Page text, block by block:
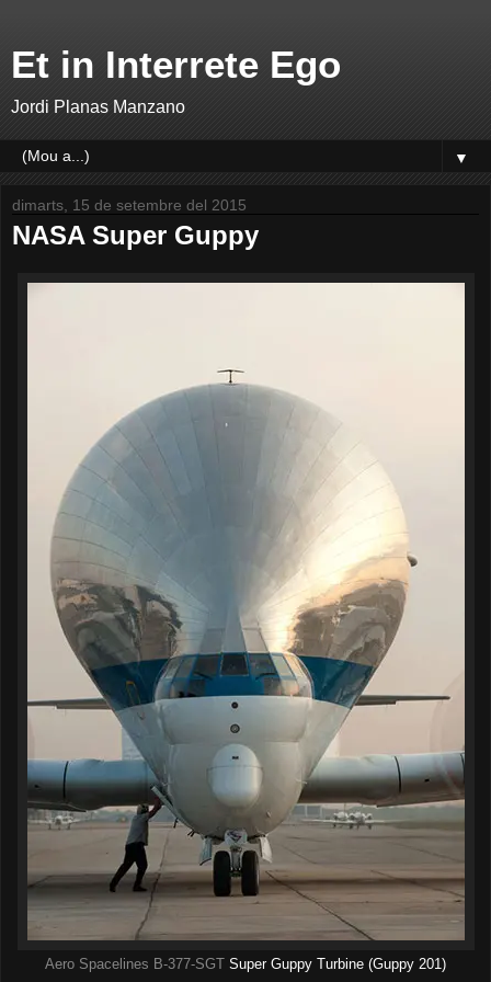
Et in Interrete Ego
Jordi Planas Manzano
▼
dimarts, 15 de setembre del 2015
NASA Super Guppy
Aero Spacelines B-377-SGT Super Guppy Turbine (Guppy 201)